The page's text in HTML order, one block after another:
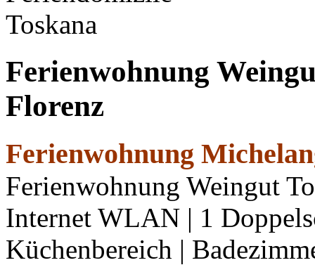
Ferienwohnung
Florenz
Ferienwohnung
Ferienwohnung Weingut
Internet WLAN | 1
Küchenbereich |